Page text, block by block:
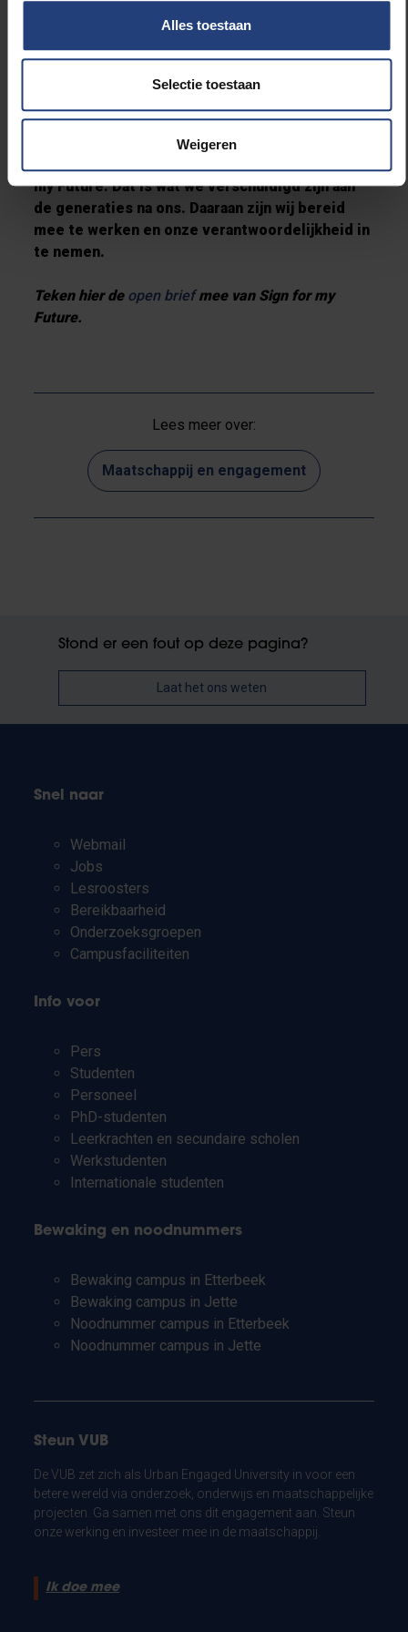
Alles toestaan
Selectie toestaan
Weigeren
ambitie tonen. Maak een akkoord over
partijgrenzen heen om België klimaatneutraal
te maken voor 2050. Laat ons deze doelstelling
geraken. Laat ons samen een proces opstarten
om tot een evenwichtig langetermijnbeleid te
my Future. Dat is wat we verschuldigd zijn aan
de generaties na ons. Daaraan zijn wij bereid
mee te werken en onze verantwoordelijkheid in
te nemen.
Teken hier de open briefmee van Sign for my
Future.
Lees meer over:
Maatschappij en engagement
Stond er een fout op deze pagina?
Laat het ons weten
Snel naar
Webmail
Jobs
Lesroosters
Bereikbaarheid
Onderzoeksgroepen
Campusfaciliteiten
Info voor
Pers
Studenten
Personeel
PhD-studenten
Leerkrachten en secundaire scholen
Werkstudenten
Internationale studenten
Bewaking en noodnummers
Bewaking campus in Etterbeek
Bewaking campus in Jette
Noodnummer campus in Etterbeek
Noodnummer campus in Jette
Steun VUB
De VUB zet zich als Urban Engaged University in voor een
betere wereld via onderzoek, onderwijs en maatschappelijke
projecten. Ga samen met ons dit engagement aan. Steun
onze werking en investeer mee in de maatschappij.
Ik doe mee